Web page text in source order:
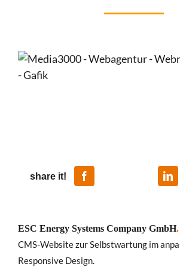
share it!
ESC Energy Systems Company GmbH.
CMS-Website zur Selbstwartung im
Responsive Design.